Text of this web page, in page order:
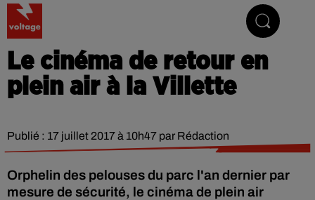
Le cinéma de retour en
plein air à la Villette
Publié : 17 juillet 2017 à 10h47 par Rédaction
Orphelin des pelouses du parc l'an dernier par
mesure de sécurité, le cinéma de plein air